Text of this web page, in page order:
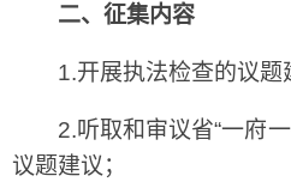
二、征集内容
1.开展执法检查的议题
2.听取和审议省“一府一
议题建议；